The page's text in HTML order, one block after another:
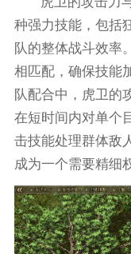
种强力技能，包括
队的整体战斗效率
相匹配，确保技能
队配合中，虎卫的
在短时间内对单个
击技能处理群体敌
成为一个需要精细